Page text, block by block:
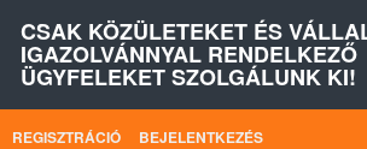
CSAK KÖZÜLETEKET ÉS
IGAZOLVÁNNYAL RENDELKEZŐ
ÜGYFELEKET SZOLGÁLUNK KI!
REGISZTRÁCIÓ BEJELENTKEZÉS